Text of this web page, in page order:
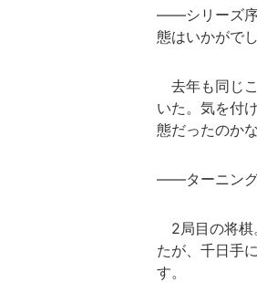
――シリーズ序
態はいかがで
去年も同じ
いた。気を付
態だったのか
――ターニング
2局目の将棋
たが、千日手
す。